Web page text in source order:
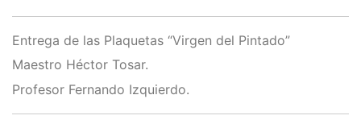
Entrega de las Plaquetas “Virgen del Pintado”
Maestro Héctor Tosar.
Profesor Fernando Izquierdo.